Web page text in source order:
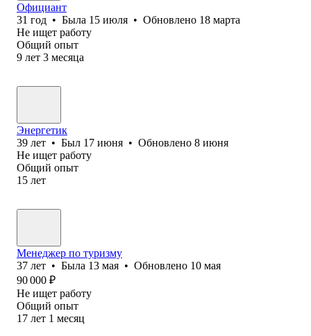
Официант
31 год • Была 15 июля • Обновлено 18 марта
Не ищет работу
Общий опыт
9 лет 3 месяца
Энергетик
39 лет • Был 17 июня • Обновлено 8 июня
Не ищет работу
Общий опыт
15 лет
Менеджер по туризму
37 лет • Была 13 мая • Обновлено 10 мая
90 000 ₽
Не ищет работу
Общий опыт
17 лет 1 месяц